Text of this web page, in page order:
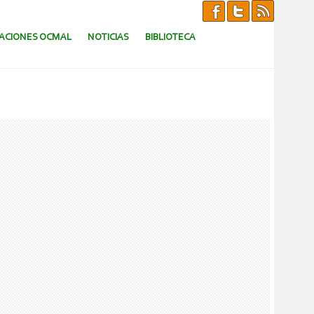
OCMAL NOTICIAS BIBLIOTECA